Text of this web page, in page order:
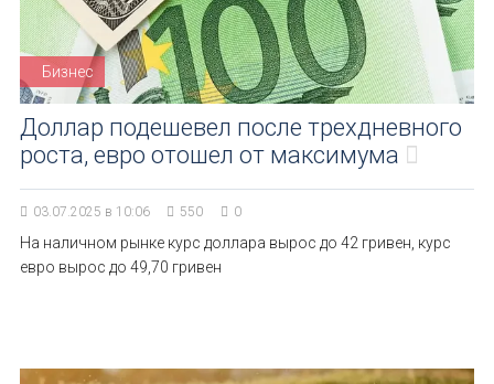
Бизнес
Доллар подешевел после трехдневного
роста, евро отошел от максимума
03.07.2025 в 10:06 550 0
На наличном рынке курс доллара вырос до 42 гривен, курс
евро вырос до 49,70 гривен